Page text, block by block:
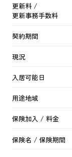
更新料 /
更新事務手数料
契約期間
現況
入居可能日
用途地域
保険加入 / 料金
保険名 / 保険期間